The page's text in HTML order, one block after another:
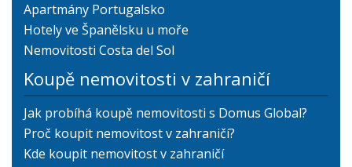
Apartmány Portugalsko
Hotely ve Španělsku u moře
Nemovitosti Costa del Sol
Koupě nemovitosti v zahraničí
Jak probíhá koupě nemovitosti s Domus Global?
Proč koupit nemovitost v zahraničí?
Kde koupit nemovitost v zahraničí